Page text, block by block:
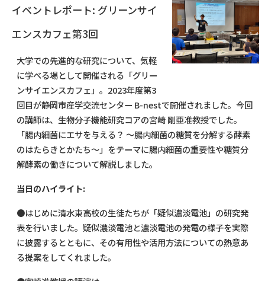
イベントレポート: グリーンサイ
エンスカフェ第3回
大学での先進的な研究について、気軽
に学べる場として開催される「グリー
ンサイエンスカフェ」。2023年度第3
回目が静岡市産学交流センター B-nestで開催されました。今回
の講師は、生物分子機能研究コアの宮崎 剛亜准教授でした。
「腸内細菌にエサを与える？ ～腸内細菌の糖質を分解する酵素
のはたらきとかたち～」をテーマに腸内細菌の重要性や糖質分
解酵素の働きについて解説しました。
当日のハイライト:
●はじめに清水東高校の生徒たちが「疑似濃淡電池」の研究発
表を行いました。疑似濃淡電池と濃淡電池の発電の様子を実際
に披露するとともに、その有用性や活用方法についての熱意あ
る提案をしてくれました。